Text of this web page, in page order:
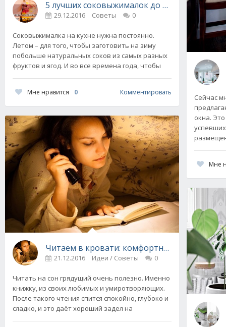
5 лучших соковыжималок до 3 000 рублей
29.12.2016 Советы 0
Соковыжималка на кухне нужна постоянно.
Летом – для того, чтобы заготовить на зиму
побольше натуральных соков из самых разных
фруктов и ягод. И во все времена года, чтобы
Мне нравится 0 Комментировать
Читаем в кровати: комфортные идеи
21.12.2016 Идеи / Советы 0
Читать на сон грядущий очень полезно. Именно
книжку, из своих любимых и умиротворяющих.
После такого чтения спится спокойно, глубоко и
сладко, и это даёт хороший задел на
Сейчас
окна.
Мне